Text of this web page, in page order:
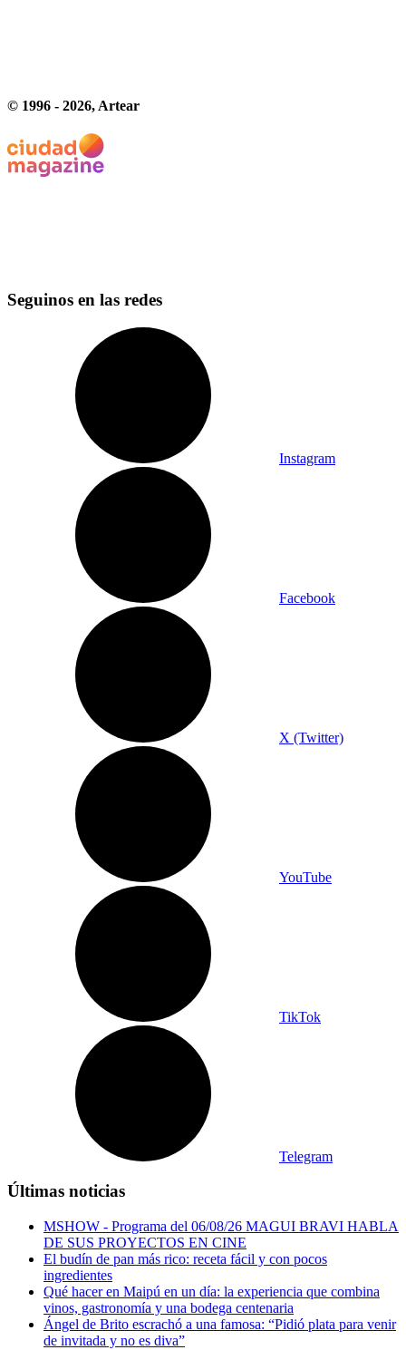
© 1996 - 2026, Artear
Seguinos en las redes
Instagram
Facebook
X (Twitter)
YouTube
TikTok
Telegram
Últimas noticias
MSHOW - Programa del 06/08/26 MAGUI BRAVI HABLA
DE SUS PROYECTOS EN CINE
El budín de pan más rico: receta fácil y con pocos
ingredientes
Qué hacer en Maipú en un día: la experiencia que combina
vinos, gastronomía y una bodega centenaria
Ángel de Brito escrachó a una famosa: “Pidió plata para venir
de invitada y no es diva”